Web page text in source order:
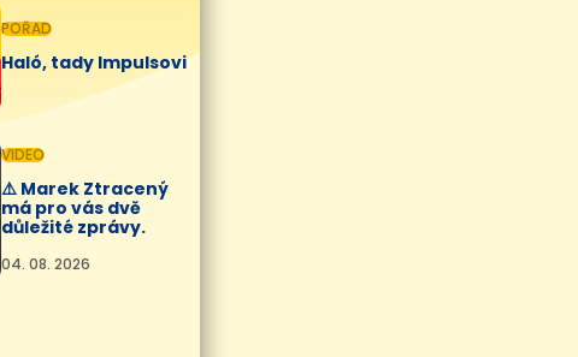
POŘAD
Haló, tady Impulsovi
VIDEO
⚠️ Marek Ztracený
má pro vás dvě
důležité zprávy.
04. 08. 2026